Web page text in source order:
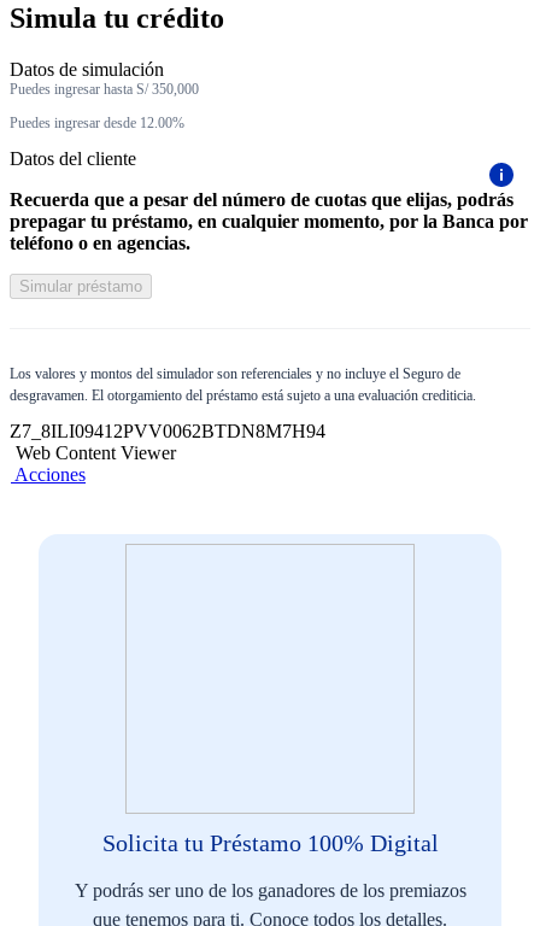
Simula tu crédito
Datos de simulación
Puedes ingresar hasta S/ 350,000
Puedes ingresar desde 12.00%
Datos del cliente
Recuerda que a pesar del número de cuotas que elijas, podrás
prepagar tu préstamo, en cualquier momento, por la Banca por
teléfono o en agencias.
Simular préstamo
Los valores y montos del simulador son referenciales y no incluye el Seguro de
desgravamen. El otorgamiento del préstamo está sujeto a una evaluación crediticia.
Z7_8ILI09412PVV0062BTDN8M7H94
Web Content Viewer
Acciones
Solicita tu Préstamo 100% Digital
Y podrás ser uno de los ganadores de los premiazos
que tenemos para ti. Conoce todos los detalles.